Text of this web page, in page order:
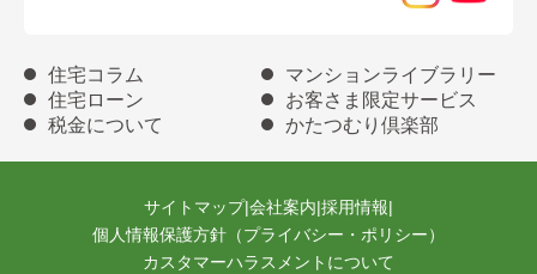
住宅コラム
マンションライブラリー
住宅ローン
お客さま限定サービス
税金について
かたつむり倶楽部
サイトマップ|会社案内|採用情報|
個人情報保護方針（プライバシー・ポリシー）
カスタマーハラスメントについて